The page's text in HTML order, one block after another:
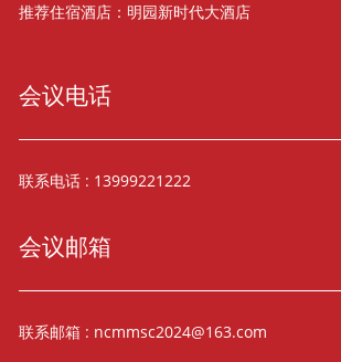
推荐住宿酒店：明园新时代大酒店
会议电话
联系电话 : 13999221222
会议邮箱
联系邮箱 : ncmmsc2024@163.com